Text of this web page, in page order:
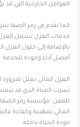
العوامل الخارجية التي
كما نقدم في رمز الصفا
خدمات العزل تشمل
بالإضافة إلى حلول
أفضل أداء وجودة للخدمة.
العزل المائي يمثل
تسرب المياه الذي قد
للعفن. مؤسسة رمز
المائي بمهنية وكفاءة
جودة الحياة داخله.